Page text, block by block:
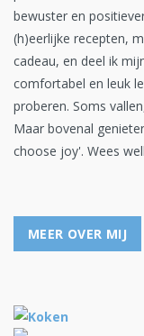
bewuster en
(h)eerlijke recepten,
cadeau, en deel ik
comfortabel en leuk
proberen. Soms
Maar bovenal
choose joy'. Wees
MEER OVER MIJ